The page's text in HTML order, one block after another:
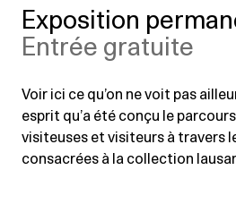
Exposition
Entrée gratuite
Voir ici ce qu’on ne voit pas
esprit qu’a été conçu le
visiteuses et visiteurs à travers
consacrées à la collection